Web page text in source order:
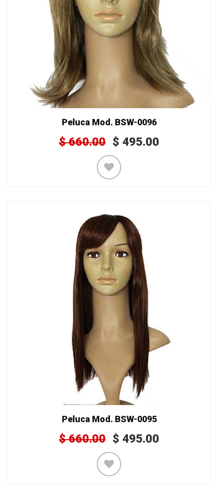
Peluca Mod. BSW-0096
$660.00 $ 495.00
Peluca Mod. BSW-0095
$660.00 $ 495.00